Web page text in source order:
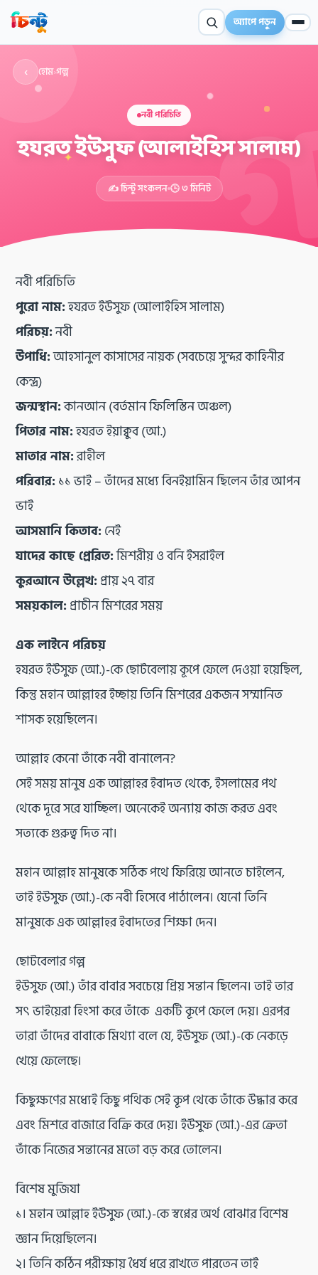
অ্যাপে পড়ুন
✦
‹ হোম›গল্প
নবী পরিচিতি
হযরত ইউসুফ (আলাইহিস সালাম)
✍️ চিন্টু সংকলন 🕒 ৩ মিনিট
নবী পরিচিতি
পুরো নাম:হযরত ইউসুফ (আলাইহিস সালাম)
পরিচয়:নবী
উপাধি:আহসানুল কাসাসের নায়ক (সবচেয়ে সুন্দর কাহিনীর
কেন্দ্র)
জন্মস্থান:কানআন (বর্তমান ফিলিস্তিন অঞ্চল)
পিতার নাম:হযরত ইয়াক্বুব (আ.)
মাতার নাম:রাহীল
পরিবার: ১১ ভাই – তাঁদের মধ্যে বিনইয়ামিন ছিলেন তাঁর আপন
ভাই
আসমানি কিতাব: নেই
যাদের কাছে প্রেরিত:মিশরীয় ও বনি ইসরাইল
কুরআনে উল্লেখ: প্রায় ২৭ বার
সময়কাল: প্রাচীন মিশরের সময়
এক লাইনে পরিচয়
হযরত ইউসুফ (আ.)-কে ছোটবেলায় কূপে ফেলে দেওয়া হয়েছিল,
কিন্তু মহান আল্লাহর ইচ্ছায় তিনি মিশরের একজন সম্মানিত
শাসক হয়েছিলেন।
আল্লাহ কেনো তাঁকে নবী বানালেন?
সেই সময় মানুষ এক আল্লাহর ইবাদত থেকে, ইসলামের পথ
থেকে দূরে সরে যাচ্ছিল। অনেকেই অন্যায় কাজ করত এবং
সত্যকে গুরুত্ব দিত না।
মহান আল্লাহ মানুষকে সঠিক পথে ফিরিয়ে আনতে চাইলেন,
তাই ইউসুফ (আ.)-কে নবী হিসেবে পাঠালেন। যেনো তিনি
মানুষকে এক আল্লাহর ইবাদতের শিক্ষা দেন।
ছোটবেলার গল্প
ইউসুফ (আ.) তাঁর বাবার সবচেয়ে প্রিয় সন্তান ছিলেন। তাই তার
সৎ ভাইয়েরা হিংসা করে তাঁকে একটি কূপে ফেলে দেয়। এরপর
তারা তাঁদের বাবাকে মিথ্যা বলে যে, ইউসুফ (আ.)-কে নেকড়ে
খেয়ে ফেলেছে।
কিছুক্ষণের মধ্যেই কিছু পথিক সেই কূপ থেকে তাঁকে উদ্ধার করে
এবং মিশরে বাজারে বিক্রি করে দেয়। ইউসুফ (আ.)-এর ক্রেতা
তাঁকে নিজের সন্তানের মতো বড় করে তোলেন।
বিশেষ মুজিযা
১। মহান আল্লাহ ইউসুফ (আ.)-কে স্বপ্নের অর্থ বোঝার বিশেষ
জ্ঞান দিয়েছিলেন।
২। তিনি কঠিন পরীক্ষায় ধৈর্য ধরে রাখতে পারতেন তাই